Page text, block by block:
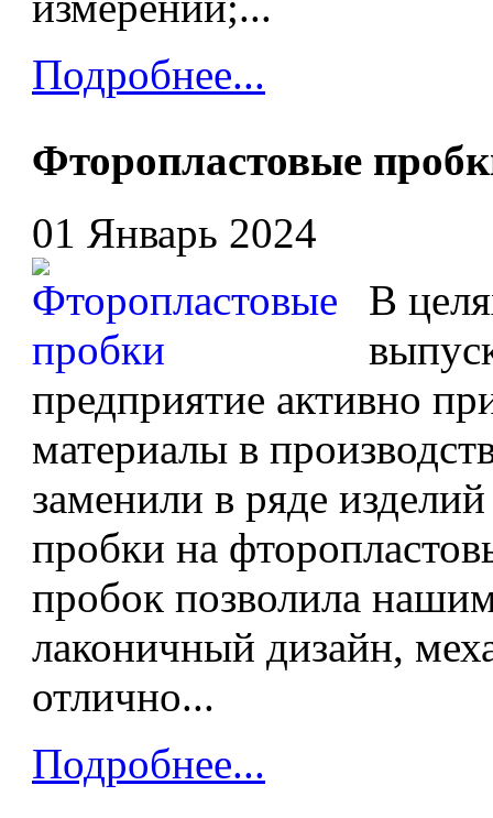
Подробнее...
Фторопластовые
01 Январь 2024
В
предприятие активно
материалы в
заменили в ряде
пробки на
пробок позволила
лаконичный дизайн,
отлично...
Подробнее...